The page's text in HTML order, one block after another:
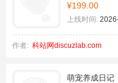
¥199.00
上线时间:
作者: 科站网discuzlab.com
萌宠养成日记